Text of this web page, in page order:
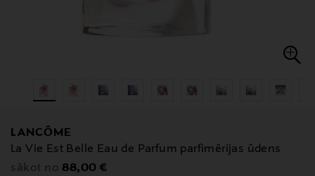
LANCÔME
La Vie Est Belle Eau de Parfum parfimērijas ūdens
sākot no Original Price
88,00 €